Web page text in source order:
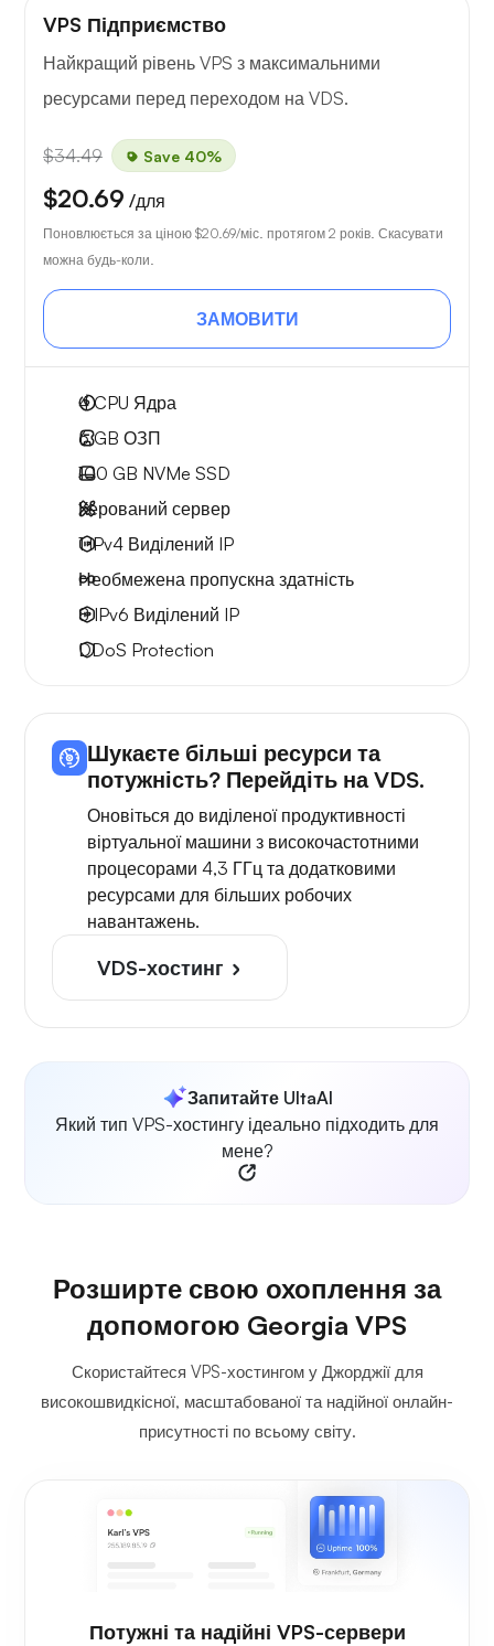
VPS Підприємство
Найкращий рівень VPS з максимальними
ресурсами перед переходом на VDS.
$34.49 Save 40%
$20.69 /для
Поновлюється за ціною $20.69/міс. протягом 2 років. Скасувати
можна будь-коли.
ЗАМОВИТИ
4CPU Ядра
6 GB ОЗП
100 GB NVMe SSD
Керований сервер
1 IPv4 Виділений IP
Необмежена пропускна здатність
8 IPv6 Виділений IP
DDoS Protection
Шукаєте більші ресурси та
потужність? Перейдіть на VDS.
Оновіться до виділеної продуктивності
віртуальної машини з високочастотними
процесорами 4,3 ГГц та додатковими
ресурсами для більших робочих
навантажень.
VDS-хостинг
Запитайте UltaAI
Який тип VPS-хостингу ідеально підходить для
мене?
Розширте свою охоплення за
допомогою Georgia VPS
Скористайтеся VPS-хостингом у Джорджії для
високошвидкісної, масштабованої та надійної онлайн-
присутності по всьому світу.
Потужні та надійні VPS-сервери